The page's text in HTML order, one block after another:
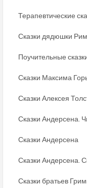
Терапевтические
Сказки дядюшки
Поучительные
Сказки Максима
Сказки Алексея
Сказки Андерсена.
Сказки Андерсена
Сказки Андерсена.
Сказки братьев